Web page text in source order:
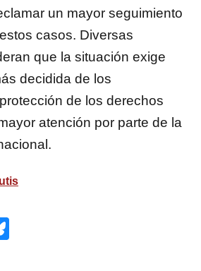
un mayor seguimiento
casos. Diversas
que la situación exige
decidida de los
de los derechos
atención por parte de la